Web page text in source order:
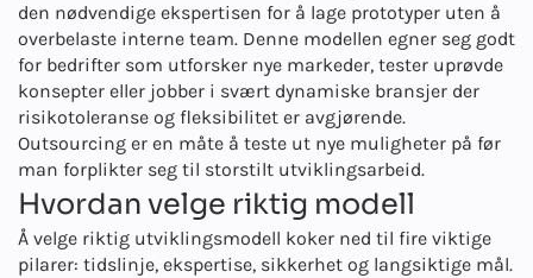
den nødvendige ekspertisen for å lage prototyper uten å
overbelaste interne team. Denne modellen egner seg godt
for bedrifter som utforsker nye markeder, tester uprøvde
konsepter eller jobber i svært dynamiske bransjer der
risikotoleranse og fleksibilitet er avgjørende.
Outsourcing er en måte å teste ut nye muligheter på før
man forplikter seg til storstilt utviklingsarbeid.
Hvordan velge riktig modell
Å velge riktig utviklingsmodell koker ned til fire viktige
pilarer: tidslinje, ekspertise, sikkerhet og langsiktige mål.